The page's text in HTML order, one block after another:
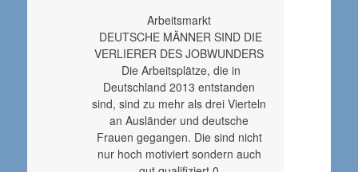
Arbeitsmarkt
DEUTSCHE MÄNNER SIND DIE
VERLIERER DES JOBWUNDERS
Die Arbeitsplätze, die in
Deutschland 2013 entstanden
sind, sind zu mehr als drei Vierteln
an Ausländer und deutsche
Frauen gegangen. Die sind nicht
nur hoch motiviert sondern auch